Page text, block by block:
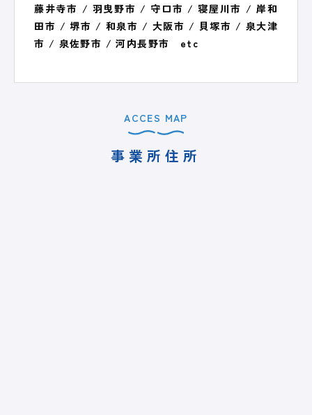
藤井寺市 / 羽曳野市 / 守口市 / 寝屋川市 / 岸和
田市 / 堺市 / 和泉市 / 大阪市 / 貝塚市 / 泉大津
市 / 泉佐野市 / 河内長野市 etc
ACCES MAP
事業所住所